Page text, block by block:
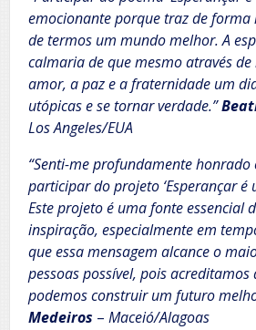
emocionante porque traz de
de termos um mundo melhor. A
calmaria de que mesmo através
amor, a paz e a fraternidade um
utópicas e se tornar verdade.”
Los Angeles/EUA
“Senti-me profundamente
participar do projeto ‘Esperançar é
Este projeto é uma fonte essencial
inspiração, especialmente em
que essa mensagem alcance o
pessoas possível, pois acreditamos
podemos construir um futuro
Medeiros – Maceió/Alagoas